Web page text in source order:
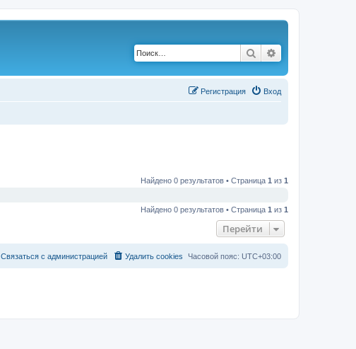
Поиск
Вход
Регистрация
Найдено 0 результатов • Страница 1 из 1
Найдено 0 результатов • Страница 1 из 1
Перейти
Часовой пояс: UTC+03:00
Удалить cookies
Связаться с администрацией